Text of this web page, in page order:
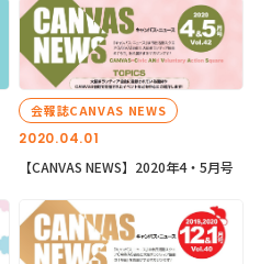
2020.04.01
会報誌CANVAS NEWS
【CANVAS NEWS】2020年4・5月号